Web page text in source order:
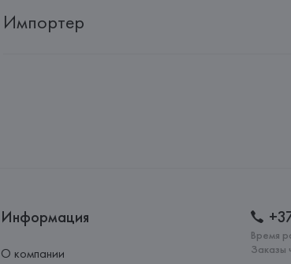
Импортер
Информация
О компании
Время
Заказы